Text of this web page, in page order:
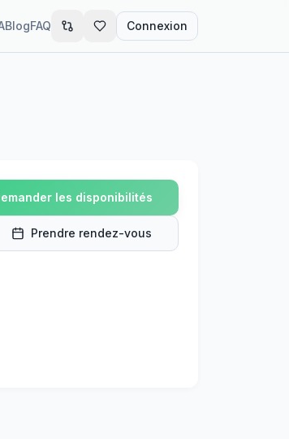
BlogFAQ Connexion
les disponibilités
Prendre rendez-vous